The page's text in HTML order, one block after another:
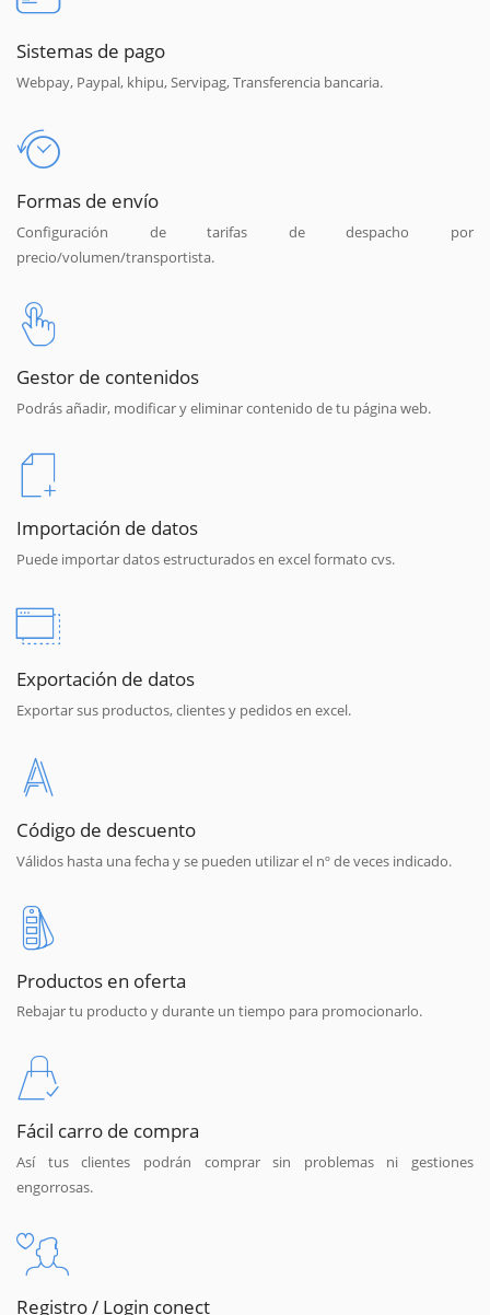
Sistemas de pago
Webpay, Paypal, khipu, Servipag, Transferencia bancaria.
Formas de envío
Configuración de tarifas de despacho por
precio/volumen/transportista.
Gestor de contenidos
Podrás añadir, modificar y eliminar contenido de tu página web.
Importación de datos
Puede importar datos estructurados en excel formato cvs.
Exportación de datos
Exportar sus productos, clientes y pedidos en excel.
Código de descuento
Válidos hasta una fecha y se pueden utilizar el nº de veces indicado.
Productos en oferta
Rebajar tu producto y durante un tiempo para promocionarlo.
Fácil carro de compra
Así tus clientes podrán comprar sin problemas ni gestiones
engorrosas.
Registro / Login conect